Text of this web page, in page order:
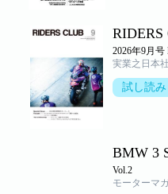
2026年9月号
実業之日本社
試し読み
BMW 3
Vol.2
モーターマ